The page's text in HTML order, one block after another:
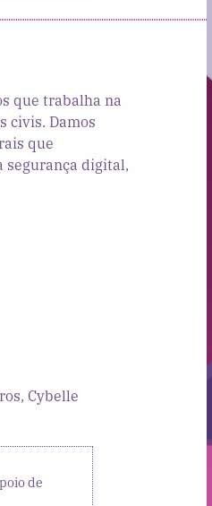
que trabalha na
civis. Damos
que
segurança digital,
Cybelle
de